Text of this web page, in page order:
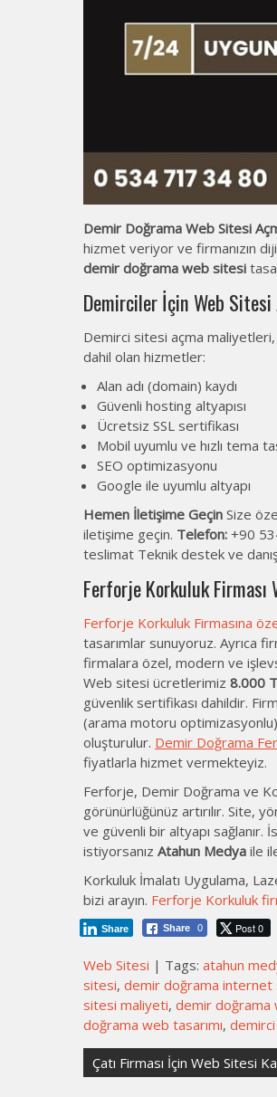
Demir Doğrama Web Sitesi
hizmet veriyor ve firmanızın
demir doğrama web sitesi
Demirciler İçin Web
Demirci sitesi açma
dahil olan hizmetler:
Alan adı (domain) kaydı
Güvenli hosting altyapısı
Ücretsiz SSL sertifikası
Mobil uyumlu ve hızlı tema
SEO optimizasyonu
Google ile uyumlu altyapı
Hemen İletişime Geçin Size
iletişime geçin. Telefon: +90
teslimat Teknik destek ve
Ferforje Korkuluk
Ferforje Korkuluk Firmasına
tasarımlar sunuyoruz. Ayrıca
firmalara özel, modern ve
Web sitesi ücretlerimiz 8.000
güvenlik sertifikası dahildir.
(arama motoru optimizasyonlu)
oluşturulur. Demir Doğrama
fiyatlarla hizmet vermekteyiz.
Ferforje, Demir Doğrama ve
görünürlüğünüz artırılır. Site,
ve güvenli bir altyapı sağlanır.
istiyorsanız Atahun Medya ile
Korkuluk İmalatı Uygulama,
bizi arayın. Ferforje Korkuluk
Share 0 Post 0
Share
Web Sitesi | Tags: atahun
sitesi, demir doğrama internet
sitesi maliyeti, demir doğrama
doğrama web tasarımı,
Yazı
Çatı Firması İçin Web Sitesi